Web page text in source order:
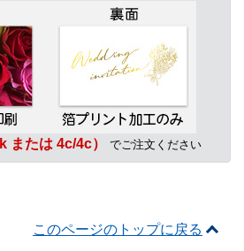
または 4c/4c） でご注文ください
このページのトップに戻る